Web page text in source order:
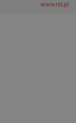
www.rst.pl